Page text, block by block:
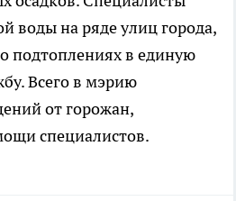
воды на ряде улиц города,
подтоплениях в единую
Всего в мэрию
от горожан,
специалистов.